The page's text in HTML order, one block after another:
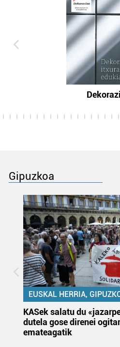
Gipuzkoa
EUSKAL HERRIA,
KASek salatu du
dutela gose direnei
emateagatik